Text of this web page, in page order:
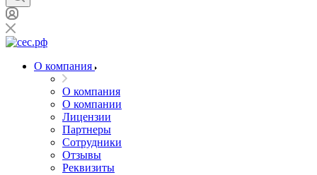
О компания
О компания
О компании
Лицензии
Партнеры
Сотрудники
Отзывы
Реквизиты